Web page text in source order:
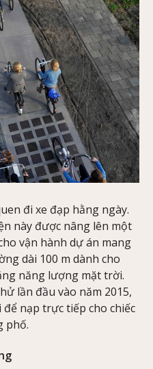
đi xe đạp hằng ngày.
này được nâng lên một
vận hành dự án mang
dài 100 m dành cho
năng lượng mặt trời.
lần đầu vào năm 2015,
nạp trực tiếp cho chiếc
phố.